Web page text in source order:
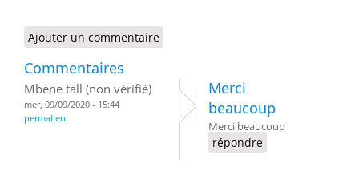
Ajouter un commentaire
Commentaires
Mbéne tall (non vérifié)
mer, 09/09/2020 - 15:44
permalien
Merci
beaucoup
Merci beaucoup
répondre